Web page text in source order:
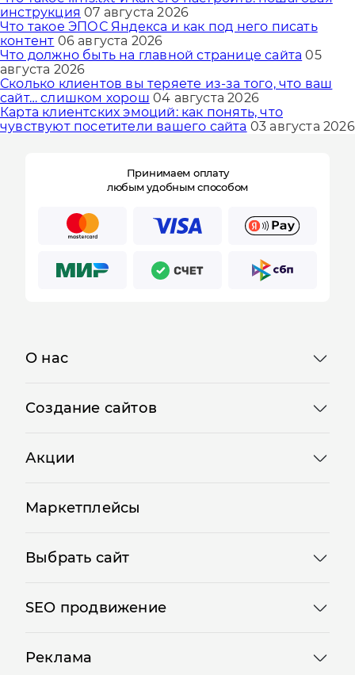
инструкция 07 августа 2026
Что такое ЭПОС Яндекса и как под него писать
контент 06 августа 2026
Что должно быть на главной странице сайта 05
августа 2026
Сколько клиентов вы теряете из-за того, что ваш
сайт… слишком хорош 04 августа 2026
Карта клиентских эмоций: как понять, что
чувствуют посетители вашего сайта 03 августа 2026
Принимаем оплату
любым удобным способом
О нас
Создание сайтов
Акции
Маркетплейсы
Выбрать сайт
SEO продвижение
Реклама